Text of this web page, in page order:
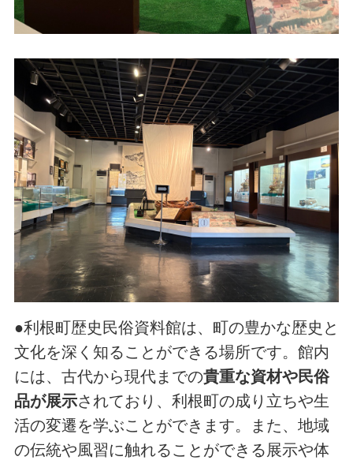
●利根町歴史民俗資料館は、町の豊かな歴史と
文化を深く知ることができる場所です。館内
には、古代から現代までの貴重な資材や民俗
品が展示されており、利根町の成り立ちや生
活の変遷を学ぶことができます。また、地域
の伝統や風習に触れることができる展示や体